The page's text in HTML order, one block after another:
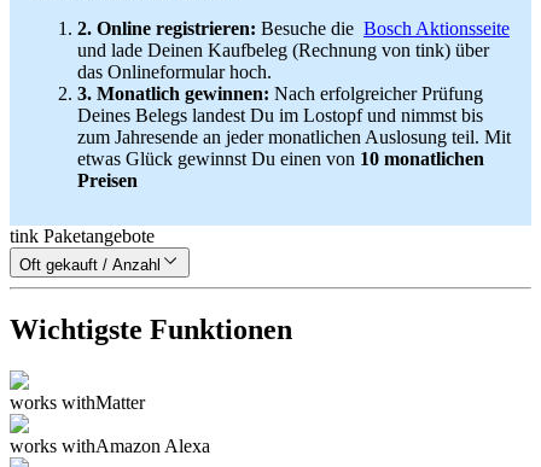
2. Online registrieren: Besuche die Bosch Aktionsseite
und lade Deinen Kaufbeleg (Rechnung von tink) über
das Onlineformular hoch.
3. Monatlich gewinnen: Nach erfolgreicher Prüfung
Deines Belegs landest Du im Lostopf und nimmst bis
zum Jahresende an jeder monatlichen Auslosung teil. Mit
etwas Glück gewinnst Du einen von 10 monatlichen
Preisen
tink Paketangebote
Oft gekauft / Anzahl
Wichtigste Funktionen
works withMatter
works withAmazon Alexa